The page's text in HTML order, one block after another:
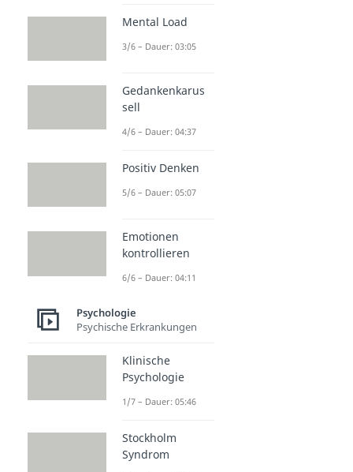
Mental Load
3/6 – Dauer: 03:05
Gedankenkarus
sell
4/6 – Dauer: 04:37
Positiv Denken
5/6 – Dauer: 05:07
Emotionen
kontrollieren
6/6 – Dauer: 04:11
Psychologie
Psychische Erkrankungen
Klinische
Psychologie
1/7 – Dauer: 05:46
Stockholm
Syndrom